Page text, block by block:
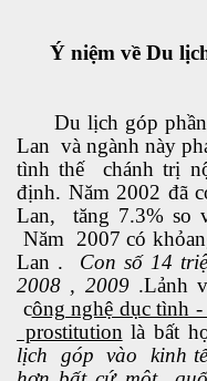
Ý niệm về Du
Du lịch góp phần
Lan và ngành này
tình thế chánh trị
định. Năm 2002 đã
Lan, tăng 7.3% so
Năm 2007 có
Lan . Con số 14
2008 , 2009.Lảnh
công nghệ dục tình
prostitution là bất
lịch góp vào kinh
là gì đây ?
năm 2030